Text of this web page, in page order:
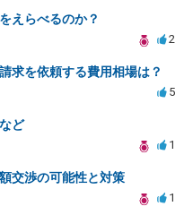
えらべるのか？
2
求を依頼する費用相場は？
5
ど
1
交渉の可能性と対策
1